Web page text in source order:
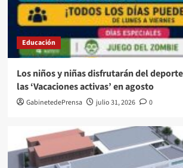
Educación
Los niños y niñas disfrutarán del
las ‘Vacaciones activas’ en agosto
GabinetedePrensa julio 31, 2026 0